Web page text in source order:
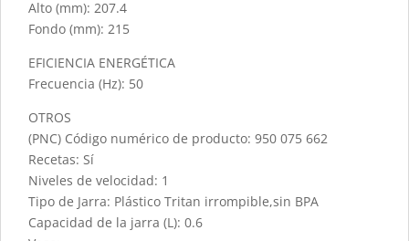
Alto (mm): 207.4
Fondo (mm): 215
EFICIENCIA ENERGÉTICA
Frecuencia (Hz): 50
OTROS
(PNC) Código numérico de producto: 950 075 662
Recetas: Sí
Niveles de velocidad: 1
Tipo de Jarra: Plástico Tritan irrompible,sin BPA
Capacidad de la jarra (L): 0.6